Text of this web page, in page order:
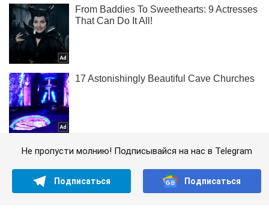
Не пропусти молнию! Подписывайся на нас в Telegram
Подписаться Подписаться